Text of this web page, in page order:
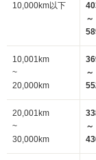
10,000km以下
～
10,001km
~
20,000km
～
20,001km
~
30,000km
～